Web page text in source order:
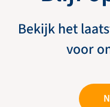
Bekijk het
voor